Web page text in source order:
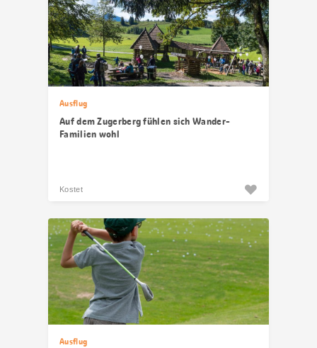
Ausflug
Auf dem Zugerberg fühlen sich Wander-
Familien wohl
Kostet
Ausflug